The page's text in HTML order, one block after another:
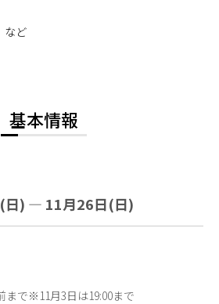
など
基本情報
日) — 11月26日(日)
で※11月3日は19:00まで